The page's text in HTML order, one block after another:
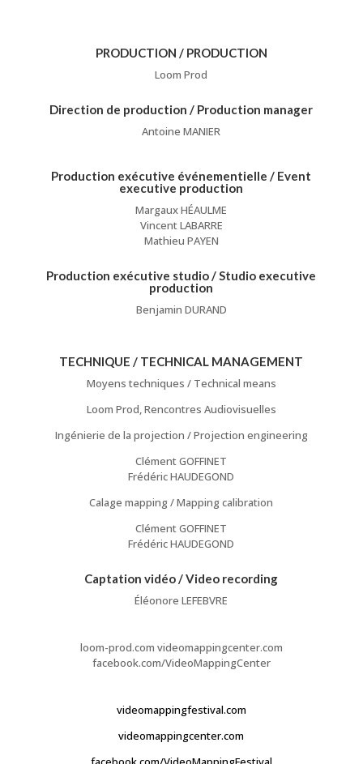
PRODUCTION / PRODUCTION
Loom Prod
Direction de production / Production manager
Antoine MANIER
Production exécutive événementielle / Event
executive production
Margaux HÉAULME
Vincent LABARRE
Mathieu PAYEN
Production exécutive studio / Studio executive
production
Benjamin DURAND
TECHNIQUE / TECHNICAL MANAGEMENT
Moyens techniques / Technical means
Loom Prod, Rencontres Audiovisuelles
Ingénierie de la projection / Projection engineering
Clément GOFFINET
Frédéric HAUDEGOND
Calage mapping / Mapping calibration
Clément GOFFINET
Frédéric HAUDEGOND
Captation vidéo / Video recording
Éléonore LEFEBVRE
loom-prod.com videomappingcenter.com
facebook.com/VideoMappingCenter
videomappingfestival.com
videomappingcenter.com